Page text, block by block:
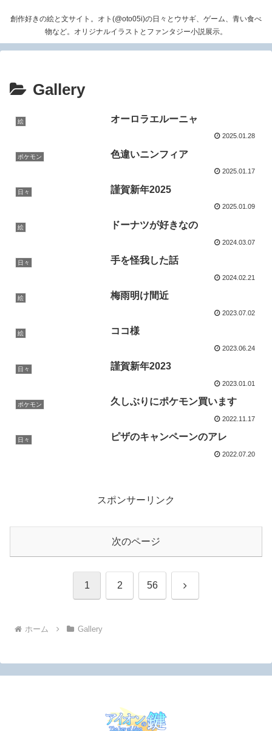
創作好きの絵と文サイト。オト(@oto05i)の日々とウサギ、ゲーム、青い食べ
物など。オリジナルイラストとファンタジー小説展示。
Gallery
絵 オーロラエルーニャ
2025.01.28
ポケモン 色違いニンフィア
2025.01.17
日々 謹賀新年2025
2025.01.09
絵 ドーナツが好きなの
2024.03.07
日々 手を怪我した話
2024.02.21
絵 梅雨明け間近
2023.07.02
絵 ココ様
2023.06.24
日々 謹賀新年2023
2023.01.01
ポケモン 久しぶりにポケモン買います
2022.11.17
日々 ピザのキャンペーンのアレ
2022.07.20
スポンサーリンク
次のページ
1 2 56 次
ホーム Gallery